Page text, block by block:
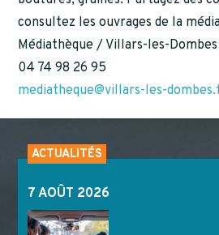
consultez les ouvrages de la
Médiathèque / Villars-les-Dombes
04 74 98 26 95
mediatheque@villars-les-
ACTUALITÉS
7 AOÛT 2026